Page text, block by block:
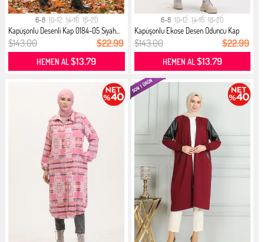
6-8 10-12 14-16 18-20
Kapüşonlu Desenli Kap 0184-05 Siyah...
$143.00 $22.99
HEMEN AL$13.79
6-8 10-12 14-16 18-20
Kapüşonlu Ekose Desen Oduncu Kap
05...
$143.00 $22.99
HEMEN AL$13.79